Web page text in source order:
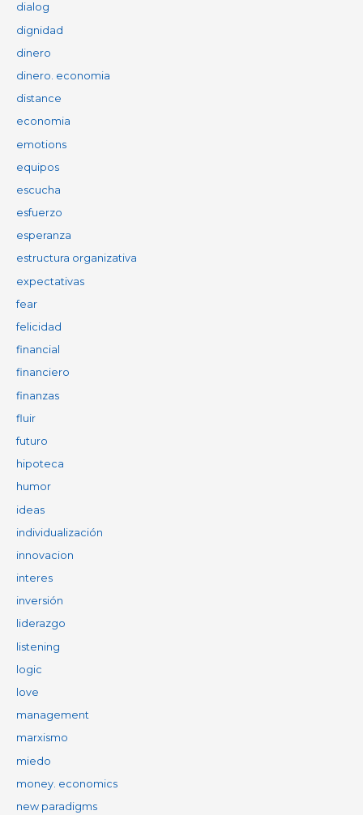
dialog
dignidad
dinero
dinero. economia
distance
economia
emotions
equipos
escucha
esfuerzo
esperanza
estructura organizativa
expectativas
fear
felicidad
financial
financiero
finanzas
fluir
futuro
hipoteca
humor
ideas
individualización
innovacion
interes
inversión
liderazgo
listening
logic
love
management
marxismo
miedo
money. economics
new paradigms